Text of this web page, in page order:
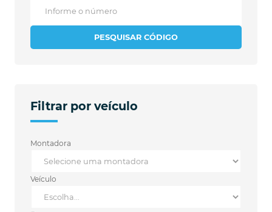
PESQUISAR CÓDIGO
Filtrar por veículo
Montadora
Veículo